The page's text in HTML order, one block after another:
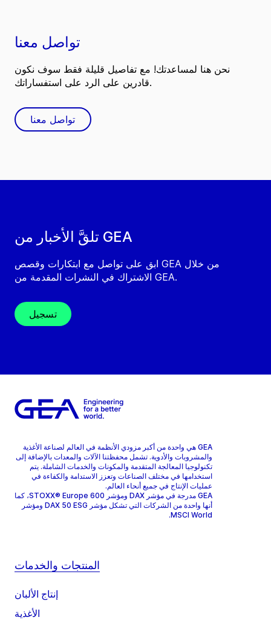
تلقَّ الأخبار من GEA
ابق على تواصل مع ابتكارات وقصص GEA من خلال
الاشتراك في النشرات المقدمة من GEA.
تسجيل
تواصل معنا
نحن هنا لمساعدتك! مع تفاصيل قليلة فقط سوف نكون
قادرين على الرد على استفساراتك.
تواصل معنا
GEA هي واحدة من أكبر مزودي الأنظمة في العالم لصناعة الأغذية
والمشروبات والأدوية. تشمل محفظتنا الآلات والمعدات بالإضافة إلى
تكنولوجيا المعالجة المتقدمة والمكونات والخدمات الشاملة. يتم
استخدامها في مختلف الصناعات وتعزز الاستدامة والكفاءة في
عمليات الإنتاج في جميع أنحاء العالم.
GEA مدرجة في مؤشر DAX ومؤشر STOXX® Europe 600، كما
أنها واحدة من الشركات التي تشكل مؤشر DAX 50 ESG ومؤشر
MSCI World.
المنتجات والخدمات
إنتاج الألبان
الأغذية